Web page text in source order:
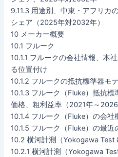
9.11.3 用途別、中東・アフリカ
シェア（2025年対2032年）
10 メーカー概要
10.1 フルーク
10.1.1 フルークの会社情報、本
る位置付け
10.1.2 フルークの抵抗標準器モ
10.1.3 フルーク（Fluke）抵抗標
価格、粗利益率（2021年～2026
10.1.4 フルーク（Fluke）の会
10.1.5 フルーク（Fluke）の最近
10.2 横河計測（Yokogawa Test
10.2.1 横河計測（Yokogawa